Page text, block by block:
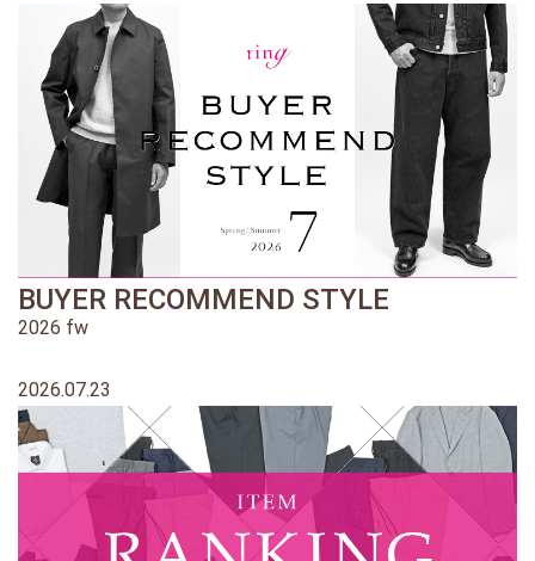
BUYER RECOMMEND STYLE
2026 fw
2026.07.23